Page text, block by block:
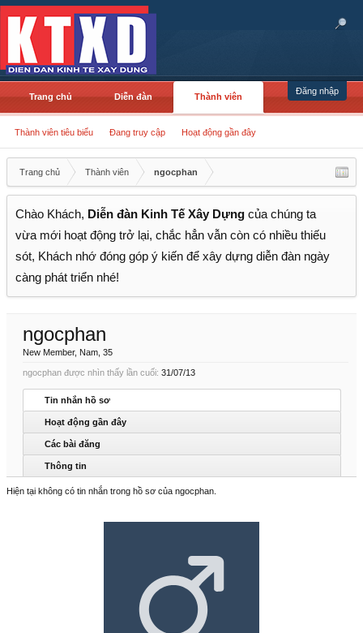
Đăng nhập
Trang chủ Diễn đàn Thành viên
Thành viên tiêu biểu Đang truy cập Hoạt động gần đây
Trang chủ Thành viên ngocphan
Chào Khách, Diễn đàn Kinh Tế Xây Dựng của chúng ta
vừa mới hoạt động trở lại, chắc hẳn vẫn còn có nhiều thiếu
sót, Khách nhớ đóng góp ý kiến để xây dựng diễn đàn ngày
càng phát triển nhé!
ngocphan
New Member, Nam, 35
ngocphan được nhìn thấy lần cuối: 31/07/13
Tin nhắn hồ sơ
Hoạt động gần đây
Các bài đăng
Thông tin
Hiện tại không có tin nhắn trong hồ sơ của ngocphan.